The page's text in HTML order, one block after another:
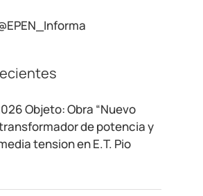
Objeto: Obra “Nuevo
de potencia y
tension en E.T. Pio